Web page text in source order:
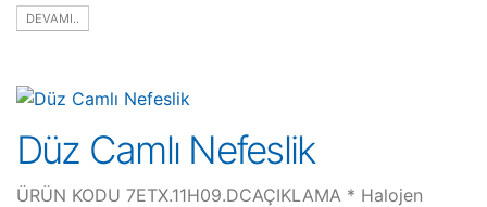
DEVAMI..
Düz Camlı Nefeslik
ÜRÜN KODU 7ETX.11H09.DCAÇIKLAMA * Halojen